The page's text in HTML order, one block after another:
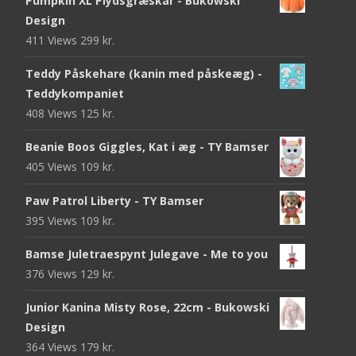
Design
411 Views 299 kr.
Teddy Påskehare (kanin med påskeæg) -
Teddykompaniet
408 Views 125 kr.
Beanie Boos Giggles, Kat i æg - TY Bamser
405 Views 109 kr.
Paw Patrol Liberty - TY Bamser
395 Views 109 kr.
Bamse Juletraespynt Julegave - Me to you
376 Views 129 kr.
Junior Kanina Misty Rose, 22cm - Bukowski
Design
364 Views 179 kr.